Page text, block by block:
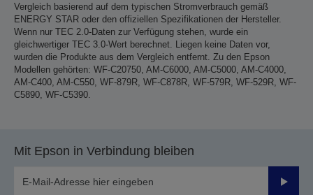
Vergleich basierend auf dem typischen Stromverbrauch gemäß
ENERGY STAR oder den offiziellen Spezifikationen der Hersteller.
Wenn nur TEC 2.0-Daten zur Verfügung stehen, wurde ein
gleichwertiger TEC 3.0-Wert berechnet. Liegen keine Daten vor,
wurden die Produkte aus dem Vergleich entfernt. Zu den Epson
Modellen gehörten: WF-C20750, AM-C6000, AM-C5000, AM-C4000,
AM-C400, AM-C550, WF-879R, WF-C878R, WF-579R, WF-529R, WF-
C5890, WF-C5390.
Mit Epson in Verbindung bleiben